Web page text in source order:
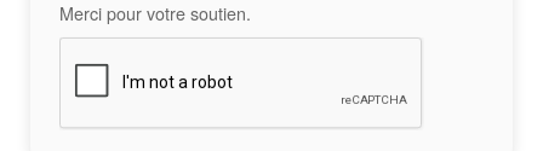
Merci pour votre soutien.